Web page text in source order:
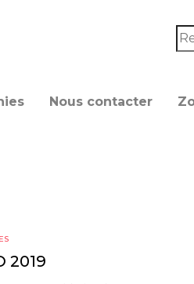
Nous contacter
2019